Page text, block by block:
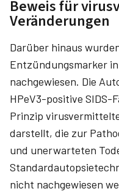
Beweis für
Veränderungen
Darüber hinaus
Entzündungsmarker
nachgewiesen. Die
HPeV3-positive SIDS-
Prinzip
darstellt, die zur
und unerwarteten
nicht nachgewiesen